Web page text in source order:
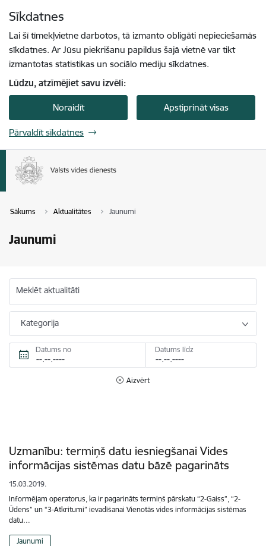
Sīkdatnes
Lai šī tīmekļvietne darbotos, tā izmanto obligāti nepieciešamās
sīkdatnes. Ar Jūsu piekrišanu papildus šajā vietnē var tikt
izmantotas statistikas un sociālo mediju sīkdatnes.
Lūdzu, atzīmējiet savu izvēli:
Noraidīt Apstiprināt visas
Pārvaldīt sīkdatnes
Sākums Aktualitātes Jaunumi
Jaunumi
Meklēt aktualitāti
Kategorija
Datums no Datums līdz
Aizvērt
Uzmanību: termiņš datu iesniegšanai Vides
informācijas sistēmas datu bāzē pagarināts
15.03.2019.
Informējam operatorus, ka ir pagarināts termiņš pārskatu “2-Gaiss”, “2-
Ūdens” un “3-Atkritumi” ievadīšanai Vienotās vides informācijas sistēmas
datu…
Jaunumi